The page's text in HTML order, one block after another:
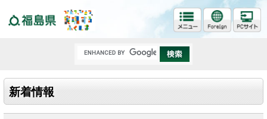
新着情報